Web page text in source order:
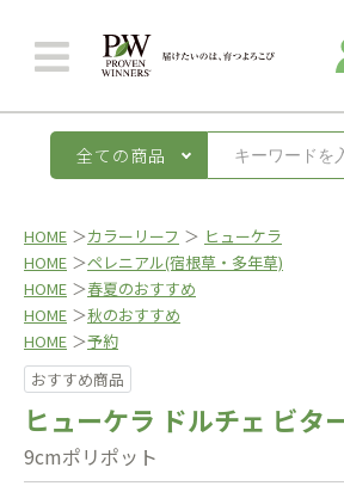
全ての商品
HOME ＞カラーリーフ ＞ ヒューケラ
HOME ＞ペレニアル(宿根草・多年草)
HOME ＞春夏のおすすめ
HOME ＞秋のおすすめ
HOME ＞予約
おすすめ商品
ヒューケラ ドルチェ ビタ
9cmポリポット